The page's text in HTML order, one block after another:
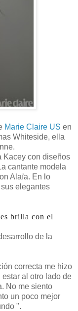
Marie Claire US en
Whiteside, ella
Kacey con diseños
cantante modela
Alaïa. En lo
elegantes
brilla con el
de la
correcta me hizo
estar al otro lado de
No me siento
un poco mejor
".